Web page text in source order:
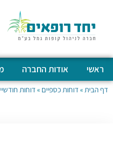
ראשי אודות החברה
דף הבית »דוחות כספיים »דוחות